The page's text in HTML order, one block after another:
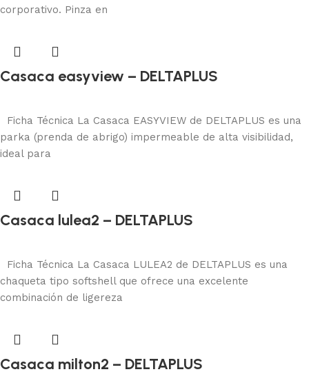
corporativo. Pinza en
Casaca easyview – DELTAPLUS
Protección corporal
Ficha Técnica La Casaca EASYVIEW de DELTAPLUS es una
parka (prenda de abrigo) impermeable de alta visibilidad,
ideal para
Casaca lulea2 – DELTAPLUS
Ficha Técnica La Casaca LULEA2 de DELTAPLUS es una
chaqueta tipo softshell que ofrece una excelente
combinación de ligereza
Casaca milton2 – DELTAPLUS